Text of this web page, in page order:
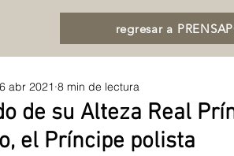
regresar a
de su Alteza Real
el Príncipe polista
abr 2021 8 min de lectura